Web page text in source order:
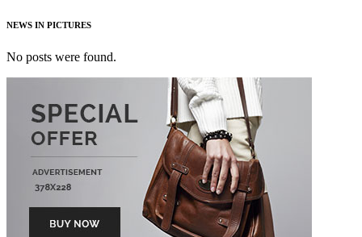
NEWS IN PICTURES
No posts were found.